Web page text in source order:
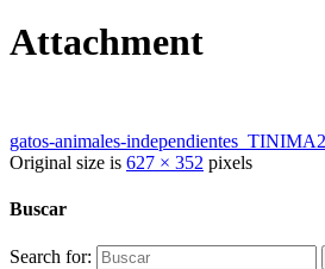
Attachment
gatos-animales-
Original size is 627 × 352 pixels
Buscar
Search for: